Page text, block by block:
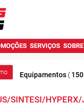
SERVIÇOS SOBRE
Equipamentos (
SINTESI/